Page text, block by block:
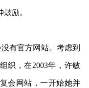
励。
有官方网站。考虑到
织，在2003年，许敏
会网站，一开始她并